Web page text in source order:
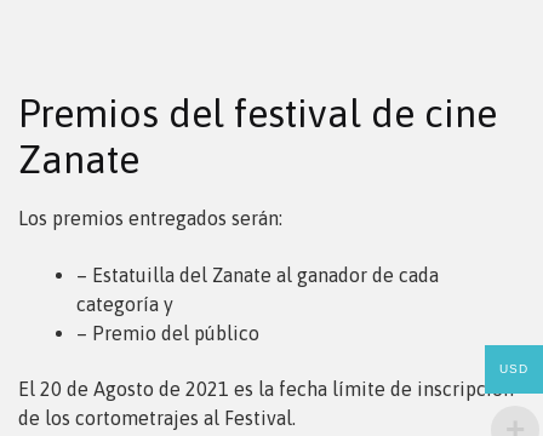
Premios del festival de cine
Zanate
Los premios entregados serán:
– Estatuilla del Zanate al ganador de cada
categoría y
– Premio del público
El 20 de Agosto de 2021 es la fecha límite de inscripción
de los cortometrajes al Festival.
USD